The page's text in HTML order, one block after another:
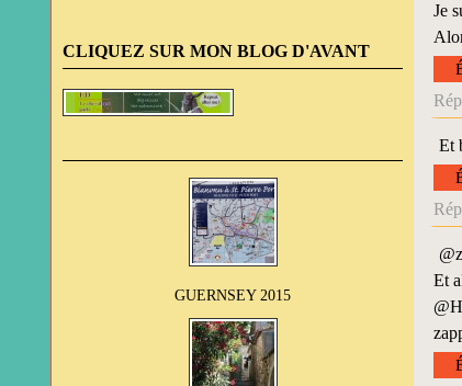
CLIQUEZ SUR MON BLOG D'AVANT
GUERNSEY 2015
Je
Et
Et